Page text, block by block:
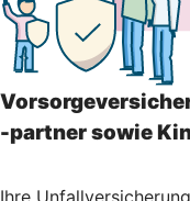
-partner sowie
Ihre